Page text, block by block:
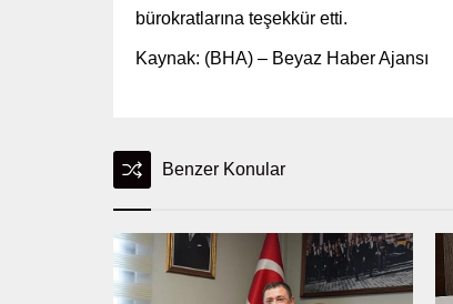
bürokratlarına teşekkür etti.
Kaynak: (BHA) – Beyaz Haber Ajansı
Benzer Konular